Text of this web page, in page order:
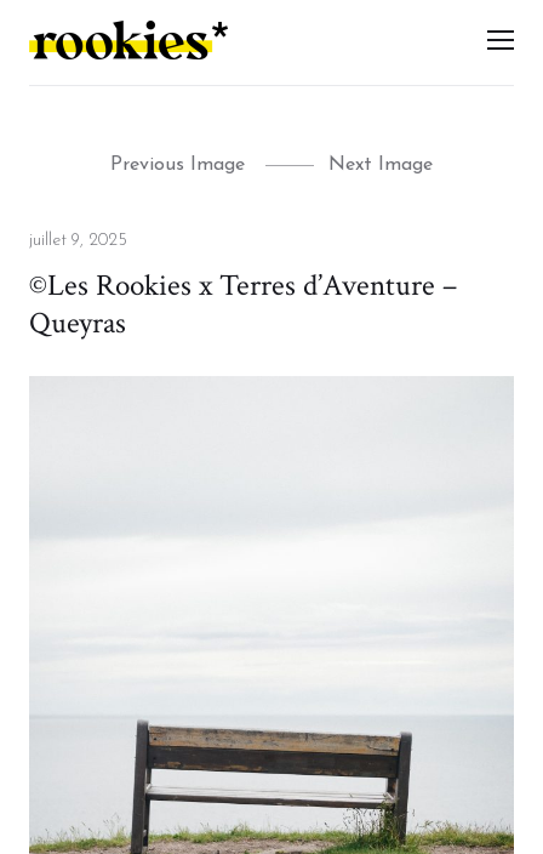
LES ROOKIES
Previous Image Next Image
Posted
juillet 9, 2025
©Les Rookies x Terres d’Aventure –
Queyras